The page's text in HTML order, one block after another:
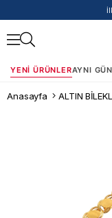
50.000 TL
YENI ÜRÜNLERAYNI
Anasayfa ALTIN